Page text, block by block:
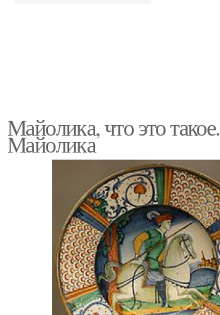
Майолика, что это такое.
Майолика